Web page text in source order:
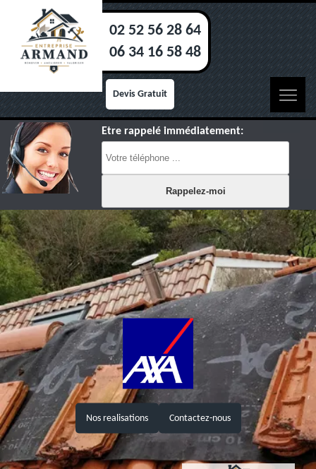
02 52 56 28 64
06 34 16 58 48
Devis Gratuit
Etre rappelé immédiatement:
Nos realisations Contactez-nous